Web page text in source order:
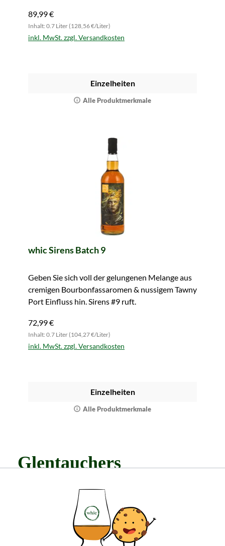
89,99 €
Inhalt: 0.7 Liter (128,56 €/Liter)
inkl. MwSt. zzgl. Versandkosten
Einzelheiten
Alle Produktmerkmale
whic Sirens Batch 9
Geben Sie sich voll der gelungenen Melange aus
cremigen Bourbonfassaromen & nussigem Tawny
Port Einfluss hin. Sirens #9 ruft.
72,99 €
Inhalt: 0.7 Liter (104,27 €/Liter)
inkl. MwSt. zzgl. Versandkosten
Einzelheiten
Alle Produktmerkmale
Glentauchers